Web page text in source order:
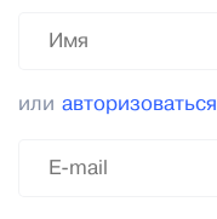
или авторизоваться